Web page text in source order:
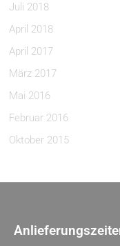
Juli 2018
April 2018
April 2017
März 2017
Mai 2016
Februar 2016
Oktober 2015